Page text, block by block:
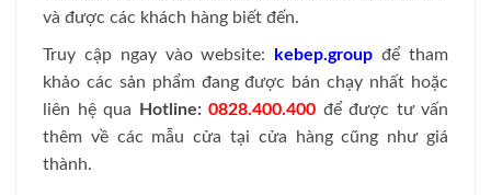
và được các khách hàng biết đến.
Truy cập ngay vào website: kebep.group để tham
khảo các sản phẩm đang được bán chạy nhất hoặc
liên hệ qua
Hotline: 0828.400.400 để được tư vấn
thêm về các mẫu cửa tại cửa hàng cũng như giá
thành.